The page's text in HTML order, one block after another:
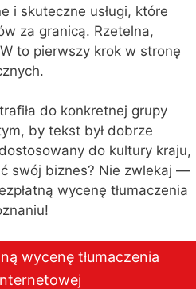
i skuteczne usługi, które
za granicą. Rzetelna,
to pierwszy krok w stronę
do konkretnej grupy
by tekst był dobrze
do kultury kraju,
swój biznes? Nie zwlekaj —
wycenę tłumaczenia
wycenę tłumaczenia